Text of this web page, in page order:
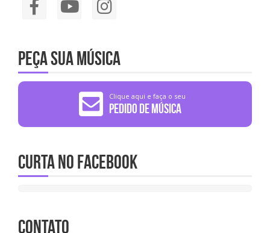
Peça sua música
Clique aqui e faça o seu
Pedido de Música
Curta no Facebook
CONTATO